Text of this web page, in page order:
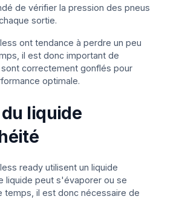
de vérifier la pression des pneus
sortie.
ont tendance à perdre un peu
il est donc important de
correctement gonflés pour
optimale.
liquide
ready utilisent un liquide
liquide peut s'évaporer ou se
temps, il est donc nécessaire de